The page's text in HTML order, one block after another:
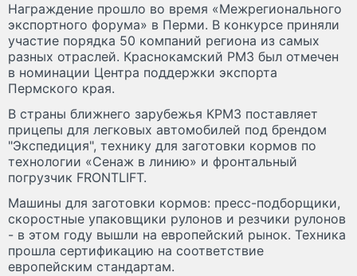
Награждение прошло во время «Межрегионального
экспортного форума» в Перми. В конкурсе приняли
участие порядка 50 компаний региона из самых
разных отраслей. Краснокамский РМЗ был отмечен
в номинации Центра поддержки экспорта
Пермского края.
В страны ближнего зарубежья КРМЗ поставляет
прицепы для легковых автомобилей под брендом
"Экспедиция", технику для заготовки кормов по
технологии «Сенаж в линию» и фронтальный
погрузчик FRONTLIFT.
Машины для заготовки кормов: пресс-подборщики,
скоростные упаковщики рулонов и резчики рулонов
- в этом году вышли на европейский рынок. Техника
прошла сертификацию на соответствие
европейским стандартам.